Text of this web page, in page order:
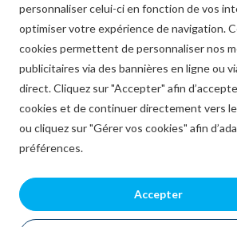
d’euphorie d’hier, les bourses
il faut encore passer une série de
mais lourde et qu’il faudra du
spectaculaires hier toutes
mais la hausse a somme toute
performé que Pfizer avec des
Zoom de 17.3%.
personnaliser celui-ci en fonction de vos
optimiser votre expérience de navigation.
cookies permettent de personnaliser nos
publicitaires via des bannières en ligne ou
direct. Cliquez sur "Accepter" afin
cookies et de continuer directement vers
ou cliquez sur "Gérer vos cookies" afin
préférences.
Accepter